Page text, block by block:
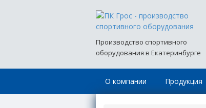
Производство спортивного
оборудования в Екатеринбурге
О компании Продукция